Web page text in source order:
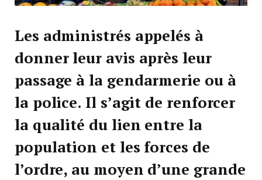
Les administrés appelés à
donner leur avis après leur
passage à la gendarmerie ou à
la police. Il s’agit de renforcer
la qualité du lien entre la
population et les forces de
l’ordre, au moyen d’une grande